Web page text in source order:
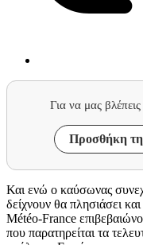
Για να μας
Προσθήκη
Και ενώ ο καύσωνας
δείχνουν θα πλησιάσει
Météo-France
που παρατηρείται τα